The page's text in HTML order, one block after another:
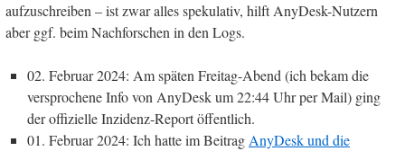
aufzuschreiben – ist zwar alles spekulativ, hilft AnyDesk-Nutzern
aber ggf. beim Nachforschen in den Logs.
02. Februar 2024: Am späten Freitag-Abend (ich bekam die
versprochene Info von AnyDesk um 22:44 Uhr per Mail) ging
der offizielle Inzidenz-Report öffentlich.
01. Februar 2024: Ich hatte im BeitragAnyDesk und die